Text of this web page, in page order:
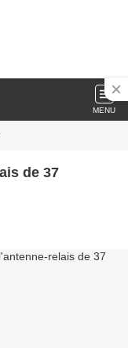
MENU
de 37